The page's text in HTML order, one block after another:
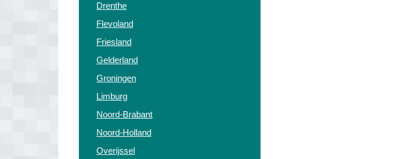
Drenthe
Flevoland
Friesland
Gelderland
Groningen
Limburg
Noord-Brabant
Noord-Holland
Overijssel